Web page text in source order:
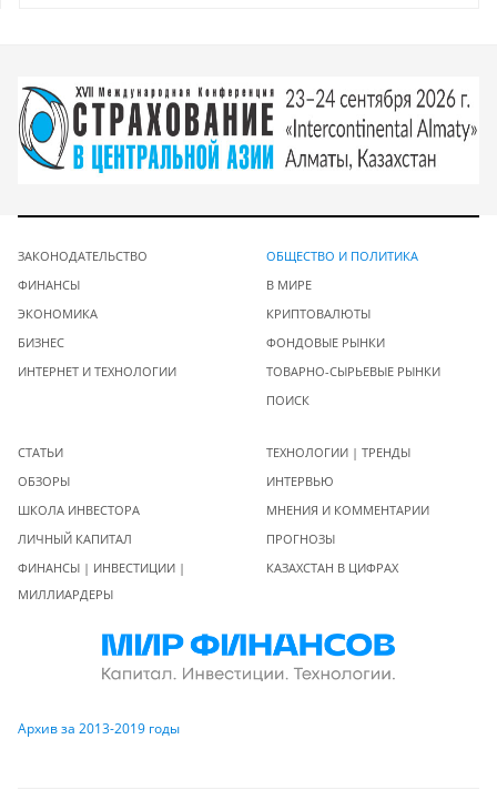
ЗАКОНОДАТЕЛЬСТВО
ФИНАНСЫ
ЭКОНОМИКА
БИЗНЕС
ИНТЕРНЕТ И ТЕХНОЛОГИИ
ОБЩЕСТВО И ПОЛИТИКА
В МИРЕ
КРИПТОВАЛЮТЫ
ФОНДОВЫЕ РЫНКИ
ТОВАРНО-СЫРЬЕВЫЕ РЫНКИ
ПОИСК
СТАТЬИ
ОБЗОРЫ
ШКОЛА ИНВЕСТОРА
ЛИЧНЫЙ КАПИТАЛ
ФИНАНСЫ | ИНВЕСТИЦИИ |
МИЛЛИАРДЕРЫ
ТЕХНОЛОГИИ | ТРЕНДЫ
ИНТЕРВЬЮ
МНЕНИЯ И КОММЕНТАРИИ
ПРОГНОЗЫ
КАЗАХСТАН В ЦИФРАХ
Архив за 2013-2019 годы